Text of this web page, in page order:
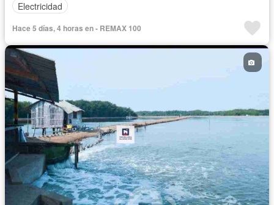
Electricidad
Hace 5 días, 4 horas en - REMAX 100